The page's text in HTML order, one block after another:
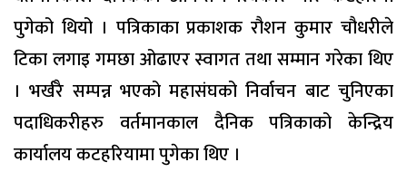
पुगेको थियो । पत्रिकाका प्रकाशक रौशन कुमार चौधरीले
टिका लगाइ गमछा ओढाएर स्वागत तथा सम्मान गरेका थिए
। भर्खरै सम्पन्न भएको महासंघको निर्वाचन बाट चुनिएका
पदाधिकरीहरु वर्तमानकाल दैनिक पत्रिकाको केन्द्रिय
कार्यालय कटहरियामा पुगेका थिए ।